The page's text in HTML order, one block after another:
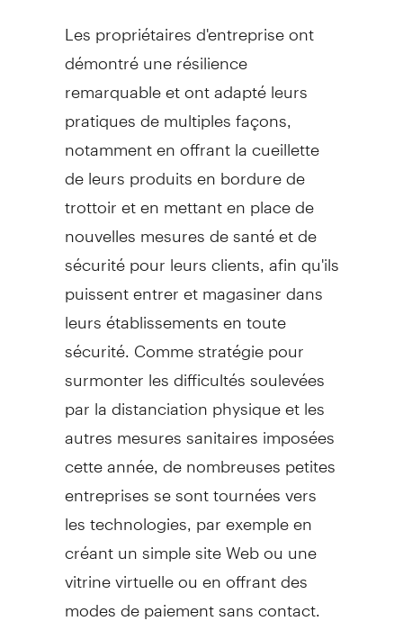
Les propriétaires d'entreprise ont
démontré une résilience
remarquable et ont adapté leurs
pratiques de multiples façons,
notamment en offrant la cueillette
de leurs produits en bordure de
trottoir et en mettant en place de
nouvelles mesures de santé et de
sécurité pour leurs clients, afin qu'ils
puissent entrer et magasiner dans
leurs établissements en toute
sécurité. Comme stratégie pour
surmonter les difficultés soulevées
par la distanciation physique et les
autres mesures sanitaires imposées
cette année, de nombreuses petites
entreprises se sont tournées vers
les technologies, par exemple en
créant un simple site Web ou une
vitrine virtuelle ou en offrant des
modes de paiement sans contact.